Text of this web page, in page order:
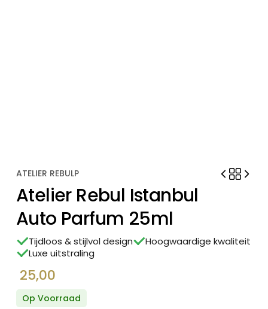
ATELIER REBULP
Atelier Rebul Istanbul
Auto Parfum 25ml
Tijdloos & stijlvol design
Hoogwaardige kwaliteit
Luxe uitstraling
25,00
Op Voorraad